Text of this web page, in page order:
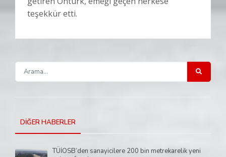
teşekkür etti.
DİĞER HABERLER
TÜİOSB’den sanayicilere 200 bin metrekarelik yeni